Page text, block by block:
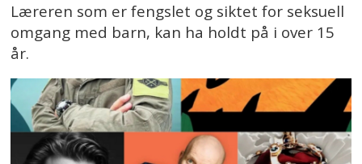
Læreren som er fengslet og siktet for seksuell
omgang med barn, kan ha holdt på i over 15
år.